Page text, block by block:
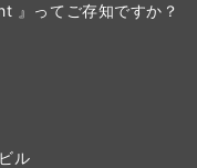
』ってご存知ですか？
ル